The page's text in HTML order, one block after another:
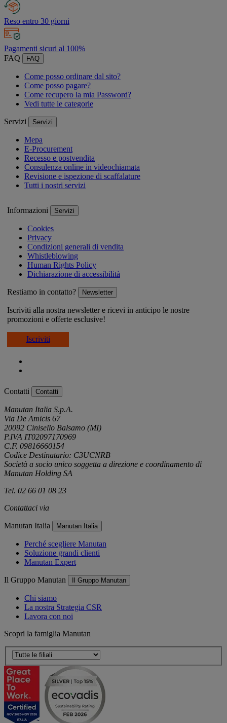
Reso entro 30 giorni
Pagamenti sicuri al 100%
FAQ
FAQ
Come posso ordinare dal sito?
Come posso pagare?
Come recupero la mia Password?
Vedi tutte le categorie
Servizi Servizi
Mepa
E-Procurement
Recesso e postvendita
Consulenza online in videochiamata
Revisione e ispezione di scaffalature
Tutti i nostri servizi
Informazioni Servizi
Cookies
Privacy
Condizioni generali di vendita
Whistleblowing
Human Rights Policy
Dichiarazione di accessibilità
Restiamo in contatto? Newsletter
Iscriviti alla nostra newsletter e ricevi in anticipo le nostre
promozioni e offerte esclusive!
Iscriviti
Contatti Contatti
Manutan Italia S.p.A.
Via De Amicis 67
20092 Cinisello Balsamo (MI)
P.IVA IT02097170969
C.F. 09816660154
Codice Destinatario: C3UCNRB
Società a socio unico soggetta a direzione e coordinamento di
Manutan Holding SA
Tel. 02 66 01 08 23
Contattaci via
Manutan Italia Manutan Italia
Perché scegliere Manutan
Soluzione grandi clienti
Manutan Expert
Il Gruppo Manutan Il Gruppo Manutan
Chi siamo
La nostra Strategia CSR
Lavora con noi
Scopri la famiglia Manutan